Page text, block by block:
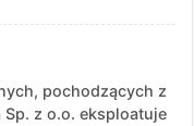
pochodzących z
z o.o. eksploatuje